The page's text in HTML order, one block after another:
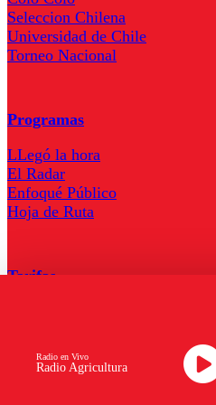
Radio Agricultura
Radio en Vivo
Seleccion Chilena
Universidad de Chile
Torneo Nacional
Programas
LLegó la hora
El Radar
Enfoqué Público
Hoja de Ruta
Tarifas